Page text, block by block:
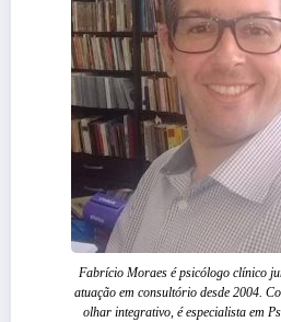
Fabrício Moraes é psicólogo clínico
atuação em consultório desde 2004.
olhar integrativo, é especialista em